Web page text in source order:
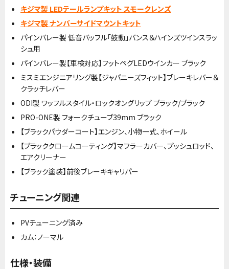
キジマ製 LEDテールランプキット スモークレンズ
キジマ製 ナンバーサイドマウントキット
パインバレー製 低音バッフル「鼓動」バンス＆ハインズツインスラッ
シュ用
パインバレー製【車検対応】フットペグLEDウインカー ブラック
ミスミエンジニアリング製【ジャパニーズフィット】ブレーキレバー＆
クラッチレバー
ODI製 ワッフルスタイル・ロックオングリップ ブラック/ブラック
PRO-ONE製 フォークチューブ39mm ブラック
【ブラックパウダーコート】エンジン、小物一式、ホイール
【ブラッククロームコーティング】マフラーカバー、プッシュロッド、
エアクリーナー
【ブラック塗装】前後ブレーキキャリパー
チューニング関連
PVチューニング済み
カム：ノーマル
仕様・装備